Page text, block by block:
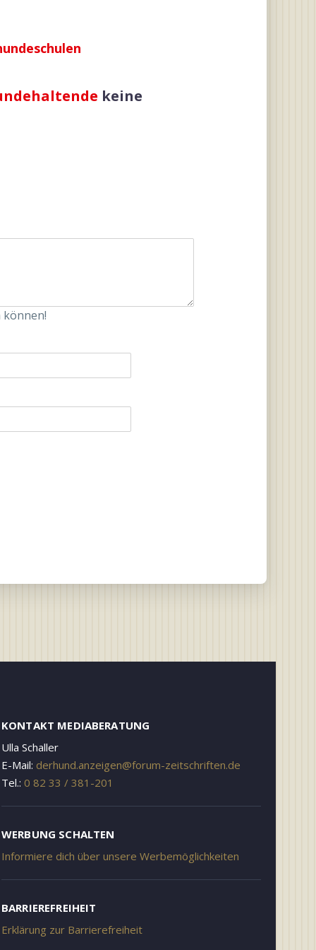
keine
KONTAKT MEDIABERATUNG
Ulla Schaller
E-Mail: derhund.anzeigen@forum-zeitschriften.de
Tel.: 0 82 33 / 381-201
WERBUNG SCHALTEN
Informiere dich über unsere Werbemöglichkeiten
BARRIEREFREIHEIT
Erklärung zur Barrierefreiheit